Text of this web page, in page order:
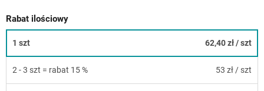
Rabat ilościowy
1 szt 62,40 zł/ szt
2 - 3 szt = rabat 15 % 53 zł / szt